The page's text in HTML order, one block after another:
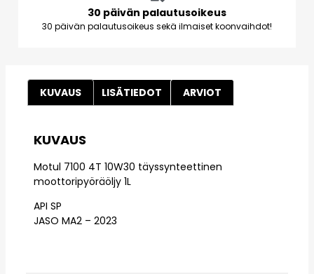
30 päivän palautusoikeus
30 päivän palautusoikeus sekä ilmaiset koonvaihdot!
KUVAUS LISÄTIEDOT ARVIOT
KUVAUS
Motul 7100 4T 10W30 täyssynteettinen
moottoripyöräöljy 1L
API SP
JASO MA2 – 2023